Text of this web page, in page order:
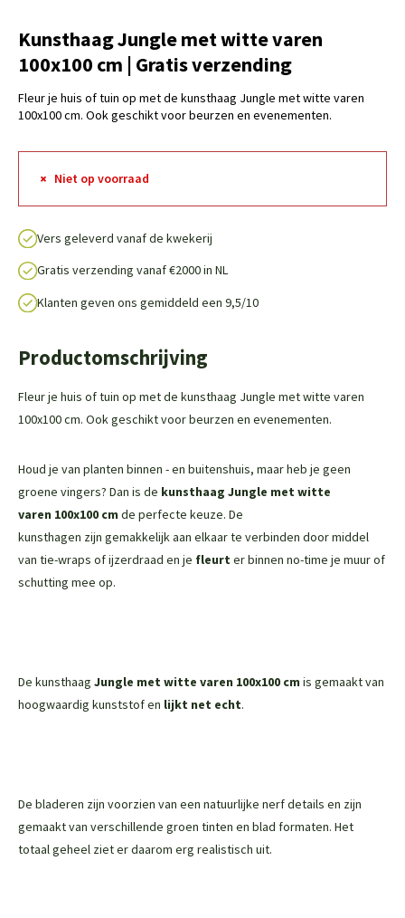
Kunsthaag Jungle met witte varen
100x100 cm | Gratis verzending
Fleur je huis of tuin op met de kunsthaag Jungle met witte varen
100x100 cm. Ook geschikt voor beurzen en evenementen.
Niet op voorraad
Vers geleverd vanaf de kwekerij
Gratis verzending vanaf €2000 in NL
Klanten geven ons gemiddeld een 9,5/10
Productomschrijving
Fleur je huis of tuin op met de kunsthaag Jungle met witte varen
100x100 cm. Ook geschikt voor beurzen en evenementen.
Houd je van planten binnen - en buitenshuis, maar heb je geen
groene vingers? Dan is de kunsthaag Jungle met witte
varen 100x100 cm de perfecte keuze. De
kunsthagen zijn gemakkelijk aan elkaar te verbinden door middel
van tie-wraps of ijzerdraad en je fleurt er binnen no-time je muur of
schutting mee op.
De kunsthaag Jungle met witte varen 100x100 cm is gemaakt van
hoogwaardig kunststof en lijkt net echt.
De bladeren zijn voorzien van een natuurlijke nerf details en zijn
gemaakt van verschillende groen tinten en blad formaten. Het
totaal geheel ziet er daarom erg realistisch uit.